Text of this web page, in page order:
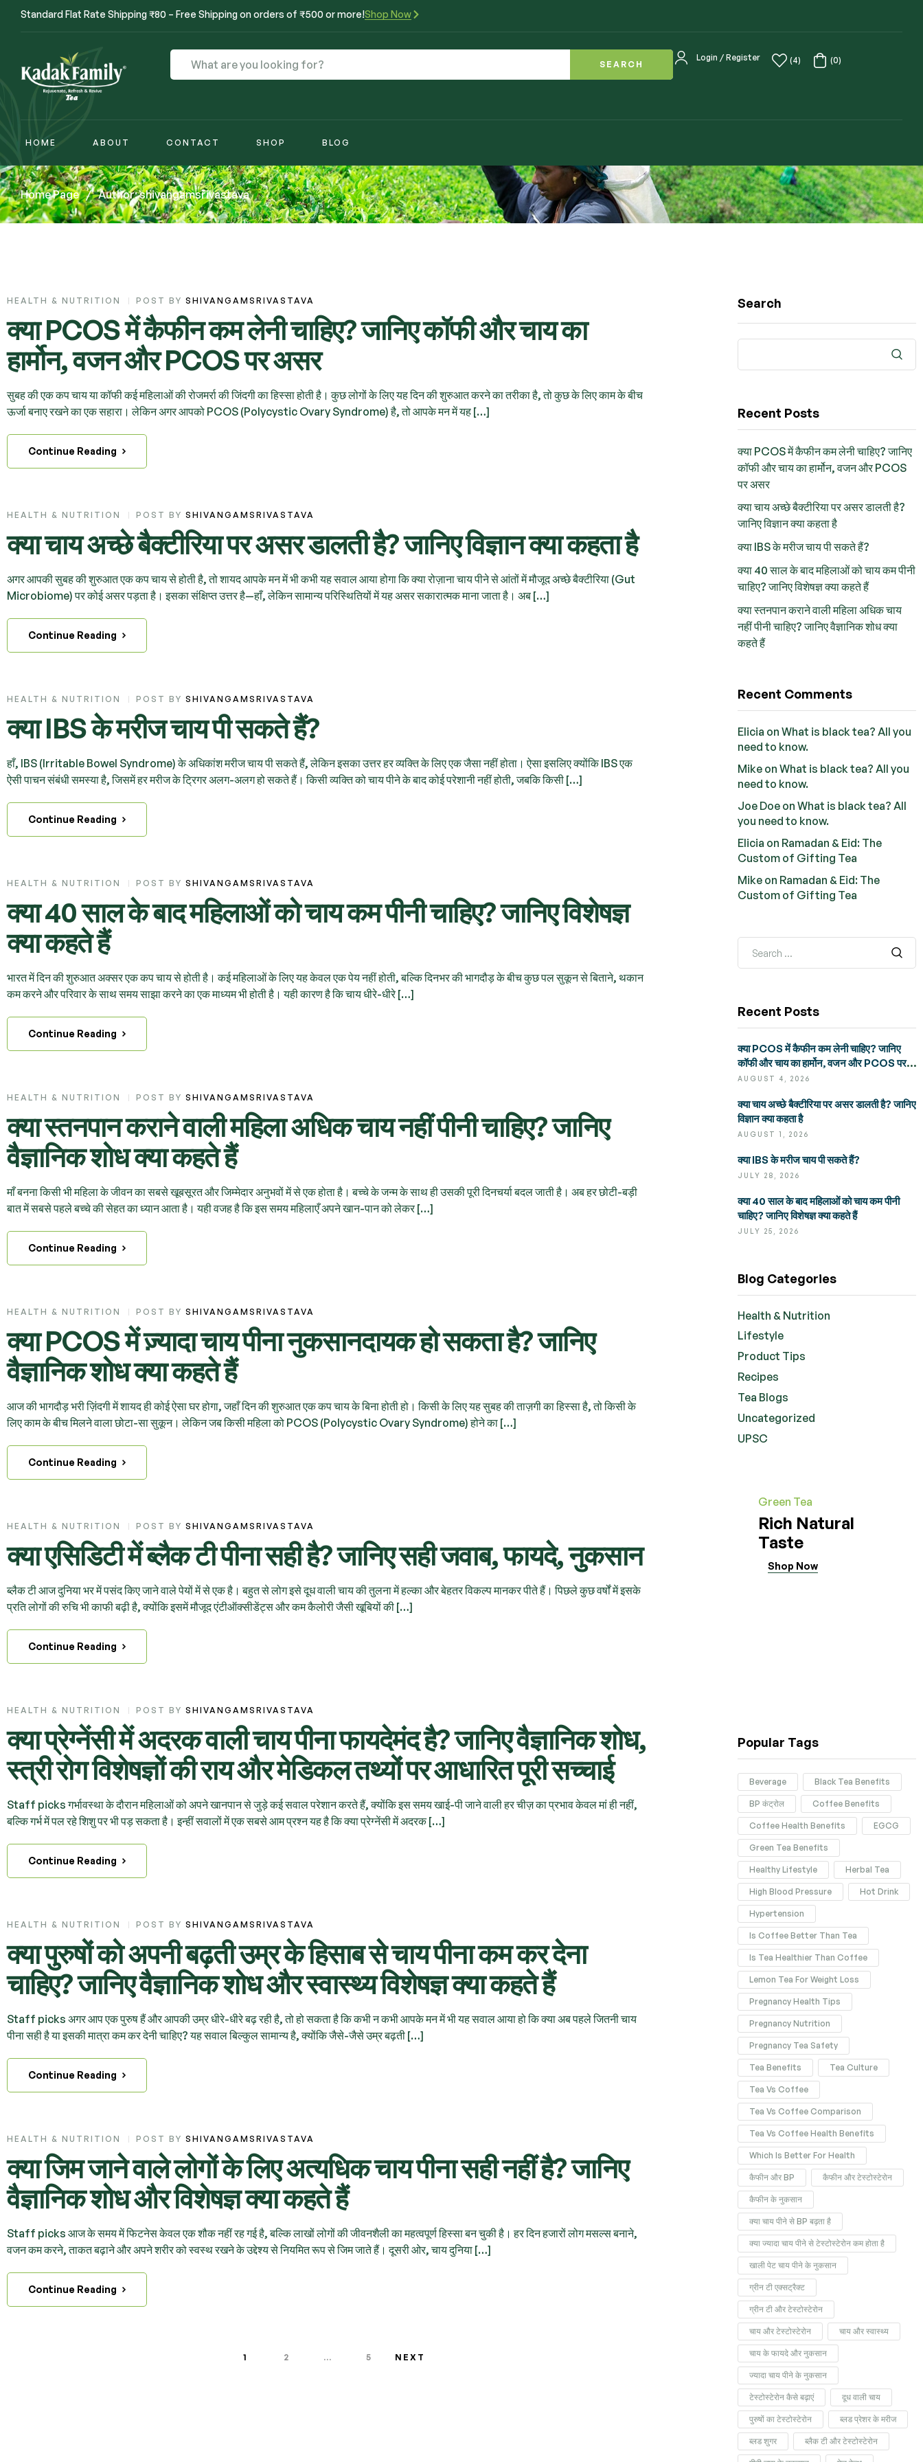
Standard Flat Rate Shipping ₹80 – Free Shipping on orders of ₹500 or more!Shop Now
SEARCH
Login / Register (4) (0)
HOME ABOUT CONTACT SHOP BLOG
Home Page / Author: shivangamsrivastava
HEALTH & NUTRITION POST BY SHIVANGAMSRIVASTAVA
क्या PCOS में कैफीन कम लेनी चाहिए? जानिए कॉफी और चाय का
हार्मोन, वजन और PCOS पर असर
सुबह की एक कप चाय या कॉफी कई महिलाओं की रोजमर्रा की जिंदगी का हिस्सा होती है। कुछ लोगों के लिए यह दिन की शुरुआत करने का तरीका है, तो कुछ के लिए काम के बीच
ऊर्जा बनाए रखने का एक सहारा। लेकिन अगर आपको PCOS (Polycystic Ovary Syndrome) है, तो आपके मन में यह […]
Continue Reading
HEALTH & NUTRITION POST BY SHIVANGAMSRIVASTAVA
क्या चाय अच्छे बैक्टीरिया पर असर डालती है? जानिए विज्ञान क्या कहता है
अगर आपकी सुबह की शुरुआत एक कप चाय से होती है, तो शायद आपके मन में भी कभी यह सवाल आया होगा कि क्या रोज़ाना चाय पीने से आंतों में मौजूद अच्छे बैक्टीरिया (Gut
Microbiome) पर कोई असर पड़ता है। इसका संक्षिप्त उत्तर है—हाँ, लेकिन सामान्य परिस्थितियों में यह असर सकारात्मक माना जाता है। अब […]
Continue Reading
HEALTH & NUTRITION POST BY SHIVANGAMSRIVASTAVA
क्या IBS के मरीज चाय पी सकते हैं?
हाँ, IBS (Irritable Bowel Syndrome) के अधिकांश मरीज चाय पी सकते हैं, लेकिन इसका उत्तर हर व्यक्ति के लिए एक जैसा नहीं होता। ऐसा इसलिए क्योंकि IBS एक
ऐसी पाचन संबंधी समस्या है, जिसमें हर मरीज के ट्रिगर अलग-अलग हो सकते हैं। किसी व्यक्ति को चाय पीने के बाद कोई परेशानी नहीं होती, जबकि किसी […]
Continue Reading
HEALTH & NUTRITION POST BY SHIVANGAMSRIVASTAVA
क्या 40 साल के बाद महिलाओं को चाय कम पीनी चाहिए? जानिए विशेषज्ञ
क्या कहते हैं
भारत में दिन की शुरुआत अक्सर एक कप चाय से होती है। कई महिलाओं के लिए यह केवल एक पेय नहीं होती, बल्कि दिनभर की भागदौड़ के बीच कुछ पल सुकून से बिताने, थकान
कम करने और परिवार के साथ समय साझा करने का एक माध्यम भी होती है। यही कारण है कि चाय धीरे-धीरे […]
Continue Reading
HEALTH & NUTRITION POST BY SHIVANGAMSRIVASTAVA
क्या स्तनपान कराने वाली महिला अधिक चाय नहीं पीनी चाहिए? जानिए
वैज्ञानिक शोध क्या कहते हैं
माँ बनना किसी भी महिला के जीवन का सबसे खूबसूरत और जिम्मेदार अनुभवों में से एक होता है। बच्चे के जन्म के साथ ही उसकी पूरी दिनचर्या बदल जाती है। अब हर छोटी-बड़ी
बात में सबसे पहले बच्चे की सेहत का ध्यान आता है। यही वजह है कि इस समय महिलाएँ अपने खान-पान को लेकर […]
Continue Reading
HEALTH & NUTRITION POST BY SHIVANGAMSRIVASTAVA
क्या PCOS में ज़्यादा चाय पीना नुकसानदायक हो सकता है? जानिए
वैज्ञानिक शोध क्या कहते हैं
आज की भागदौड़ भरी ज़िंदगी में शायद ही कोई ऐसा घर होगा, जहाँ दिन की शुरुआत एक कप चाय के बिना होती हो। किसी के लिए यह सुबह की ताज़गी का हिस्सा है, तो किसी के
लिए काम के बीच मिलने वाला छोटा-सा सुकून। लेकिन जब किसी महिला को PCOS (Polycystic Ovary Syndrome) होने का […]
Continue Reading
HEALTH & NUTRITION POST BY SHIVANGAMSRIVASTAVA
क्या एसिडिटी में ब्लैक टी पीना सही है? जानिए सही जवाब, फायदे, नुकसान
ब्लैक टी आज दुनिया भर में पसंद किए जाने वाले पेयों में से एक है। बहुत से लोग इसे दूध वाली चाय की तुलना में हल्का और बेहतर विकल्प मानकर पीते हैं। पिछले कुछ वर्षों में इसके
प्रति लोगों की रुचि भी काफी बढ़ी है, क्योंकि इसमें मौजूद एंटीऑक्सीडेंट्स और कम कैलोरी जैसी खूबियों की […]
Continue Reading
HEALTH & NUTRITION POST BY SHIVANGAMSRIVASTAVA
क्या प्रेग्नेंसी में अदरक वाली चाय पीना फायदेमंद है? जानिए वैज्ञानिक शोध,
स्त्री रोग विशेषज्ञों की राय और मेडिकल तथ्यों पर आधारित पूरी सच्चाई
Staff picks गर्भावस्था के दौरान महिलाओं को अपने खानपान से जुड़े कई सवाल परेशान करते हैं, क्योंकि इस समय खाई-पी जाने वाली हर चीज़ का प्रभाव केवल मां ही नहीं,
बल्कि गर्भ में पल रहे शिशु पर भी पड़ सकता है। इन्हीं सवालों में एक सबसे आम प्रश्न यह है कि क्या प्रेग्नेंसी में अदरक […]
Continue Reading
HEALTH & NUTRITION POST BY SHIVANGAMSRIVASTAVA
क्या पुरुषों को अपनी बढ़ती उम्र के हिसाब से चाय पीना कम कर देना
चाहिए? जानिए वैज्ञानिक शोध और स्वास्थ्य विशेषज्ञ क्या कहते हैं
Staff picks अगर आप एक पुरुष हैं और आपकी उम्र धीरे-धीरे बढ़ रही है, तो हो सकता है कि कभी न कभी आपके मन में भी यह सवाल आया हो कि क्या अब पहले जितनी चाय
पीना सही है या इसकी मात्रा कम कर देनी चाहिए? यह सवाल बिल्कुल सामान्य है, क्योंकि जैसे-जैसे उम्र बढ़ती […]
Continue Reading
HEALTH & NUTRITION POST BY SHIVANGAMSRIVASTAVA
क्या जिम जाने वाले लोगों के लिए अत्यधिक चाय पीना सही नहीं है? जानिए
वैज्ञानिक शोध और विशेषज्ञ क्या कहते हैं
Staff picks आज के समय में फिटनेस केवल एक शौक नहीं रह गई है, बल्कि लाखों लोगों की जीवनशैली का महत्वपूर्ण हिस्सा बन चुकी है। हर दिन हजारों लोग मसल्स बनाने,
वजन कम करने, ताकत बढ़ाने और अपने शरीर को स्वस्थ रखने के उद्देश्य से नियमित रूप से जिम जाते हैं। दूसरी ओर, चाय दुनिया […]
Continue Reading
1 2 … 5 NEXT
Search
Recent Posts
क्या PCOS में कैफीन कम लेनी चाहिए? जानिए
कॉफी और चाय का हार्मोन, वजन और PCOS
पर असर
क्या चाय अच्छे बैक्टीरिया पर असर डालती है?
जानिए विज्ञान क्या कहता है
क्या IBS के मरीज चाय पी सकते हैं?
क्या 40 साल के बाद महिलाओं को चाय कम पीनी
चाहिए? जानिए विशेषज्ञ क्या कहते हैं
क्या स्तनपान कराने वाली महिला अधिक चाय
नहीं पीनी चाहिए? जानिए वैज्ञानिक शोध क्या
कहते हैं
Recent Comments
Elicia on What is black tea? All you
need to know.
Mike on What is black tea? All you
need to know.
Joe Doe on What is black tea? All
you need to know.
Elicia on Ramadan & Eid: The
Custom of Gifting Tea
Mike on Ramadan & Eid: The
Custom of Gifting Tea
Recent Posts
AUGUST 4, 2026
क्या PCOS में कैफीन कम लेनी चाहिए? जानिए
कॉफी और चाय का हार्मोन, वजन और PCOS पर
असर
AUGUST 1, 2026
क्या चाय अच्छे बैक्टीरिया पर असर डालती है? जानिए
विज्ञान क्या कहता है
JULY 28, 2026
क्या IBS के मरीज चाय पी सकते हैं?
JULY 25, 2026
क्या 40 साल के बाद महिलाओं को चाय कम पीनी
चाहिए? जानिए विशेषज्ञ क्या कहते हैं
Blog Categories
Health & Nutrition
Lifestyle
Product Tips
Recipes
Tea Blogs
Uncategorized
UPSC
Green Tea
Rich Natural
Taste
Shop Now
Popular Tags
Beverage Black Tea Benefits
BP कंट्रोल Coffee Benefits
Coffee Health Benefits EGCG
Green Tea Benefits
Healthy Lifestyle Herbal Tea
High Blood Pressure Hot Drink
Hypertension
Is Coffee Better Than Tea
Is Tea Healthier Than Coffee
Lemon Tea For Weight Loss
Pregnancy Health Tips
Pregnancy Nutrition
Pregnancy Tea Safety
Tea Benefits Tea Culture
Tea Vs Coffee
Tea Vs Coffee Comparison
Tea Vs Coffee Health Benefits
Which Is Better For Health
कैफीन और BP कैफीन और टेस्टोस्टेरोन
कैफीन के नुकसान
क्या चाय पीने से BP बढ़ता है
क्या ज्यादा चाय पीने से टेस्टोस्टेरोन कम होता है
खाली पेट चाय पीने के नुकसान
ग्रीन टी एक्सट्रैक्ट
ग्रीन टी और टेस्टोस्टेरोन
चाय और टेस्टोस्टेरोन चाय और स्वास्थ्य
चाय के फायदे और नुकसान
ज्यादा चाय पीने के नुकसान
टेस्टोस्टेरोन कैसे बढ़ाएं दूध वाली चाय
पुरुषों का टेस्टोस्टेरोन ब्लड प्रेशर के मरीज
ब्लड शुगर ब्लैक टी और टेस्टोस्टेरोन